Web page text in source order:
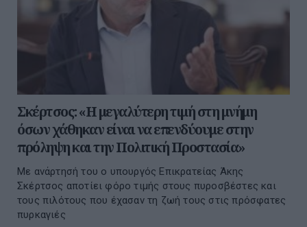
Σκέρτσος: «Η μεγαλύτερη τιμή στη μνήμη
όσων χάθηκαν είναι να επενδύουμε στην
πρόληψη και την Πολιτική Προστασία»
Με ανάρτησή του ο υπουργός Επικρατείας Άκης
Σκέρτσος αποτίει φόρο τιμής στους πυροσβέστες και
τους πιλότους που έχασαν τη ζωή τους στις πρόσφατες
πυρκαγιές